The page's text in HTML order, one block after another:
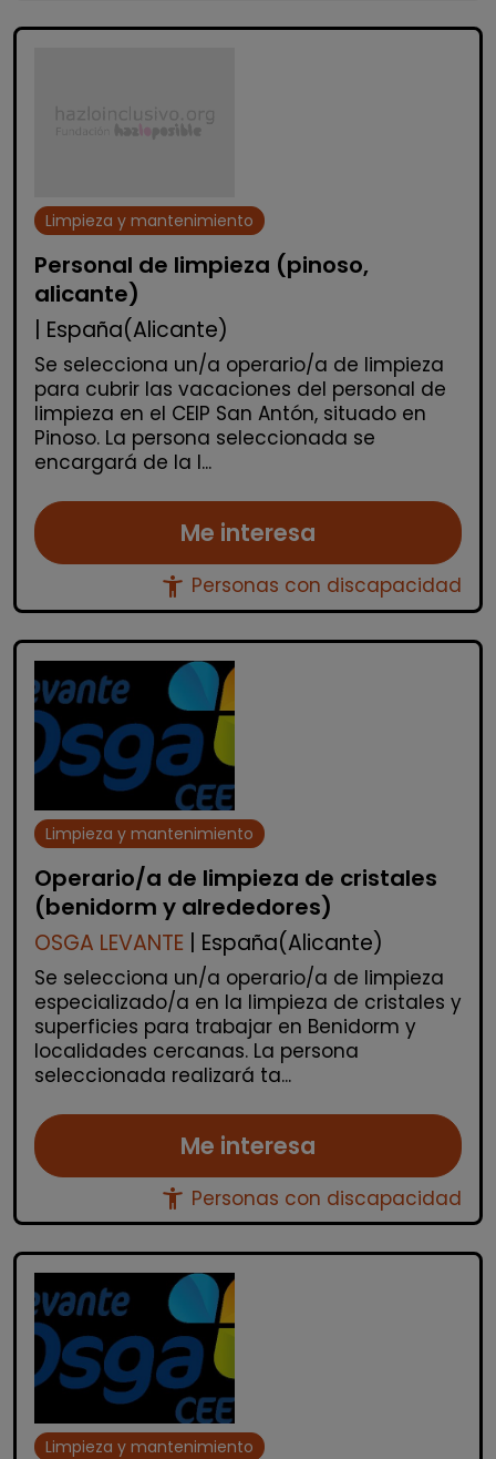
Limpieza y mantenimiento
Personal de limpieza (pinoso,
alicante)
| España(Alicante)
Se selecciona un/a operario/a de limpieza
para cubrir las vacaciones del personal de
limpieza en el CEIP San Antón, situado en
Pinoso. La persona seleccionada se
encargará de la l...
Me interesa
accessibility_new Personas con discapacidad
Limpieza y mantenimiento
Operario/a de limpieza de cristales
(benidorm y alrededores)
OSGA LEVANTE | España(Alicante)
Se selecciona un/a operario/a de limpieza
especializado/a en la limpieza de cristales y
superficies para trabajar en Benidorm y
localidades cercanas. La persona
seleccionada realizará ta...
Me interesa
accessibility_new Personas con discapacidad
Limpieza y mantenimiento